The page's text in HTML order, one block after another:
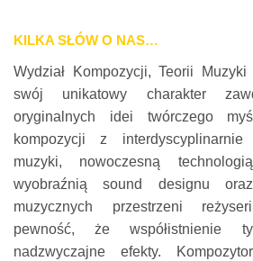
KILKA SŁÓW O NAS…
Wydział Kompozycji, Teorii
swój unikatowy charakter
oryginalnych idei twórczego
kompozycji z
muzyki, nowoczesną
wyobraźnią sound designu
muzycznych przestrzeni
pewność, że współistnienie
nadzwyczajne efekty.